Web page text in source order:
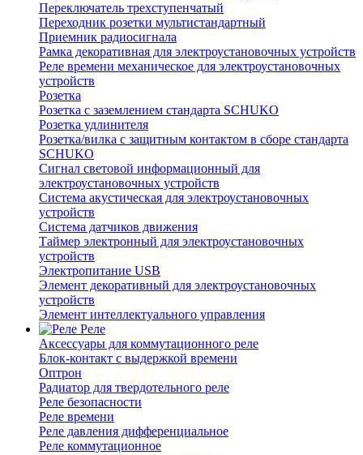
Переключатель трехступенчатый
Переходник розетки мультистандартный
Приемник радиосигнала
Рамка декоративная для электроустановочных устройств
Реле времени механическое для электроустановочных
устройств
Розетка
Розетка с заземлением стандарта SCHUKO
Розетка удлинителя
Розетка/вилка с защитным контактом в сборе стандарта
SCHUKO
Сигнал световой информационный для
электроустановочных устройств
Система акустическая для электроустановочных
устройств
Система датчиков движения
Таймер электронный для электроустановочных
устройств
Электропитание USB
Элемент декоративный для электроустановочных
устройств
Элемент интеллектуального управления
Реле
Аксессуары для коммутационного реле
Блок-контакт с выдержкой времени
Оптрон
Радиатор для твердотельного реле
Реле безопасности
Реле времени
Реле давления дифференциальное
Реле коммутационное